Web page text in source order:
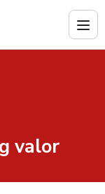
valor